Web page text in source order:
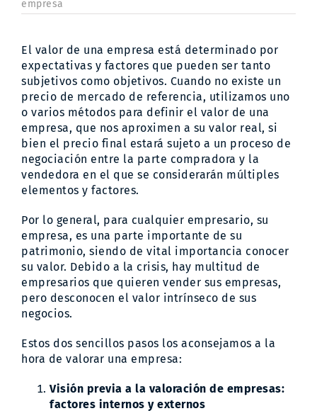
de
valor
de
una
empresa
empresa
El valor de una empresa está determinado por
expectativas y factores que pueden ser tanto
subjetivos como objetivos. Cuando no existe un
precio de mercado de referencia, utilizamos uno
o varios métodos para definir el valor de una
empresa, que nos aproximen a su valor real, si
bien el precio final estará sujeto a un proceso de
negociación entre la parte compradora y la
vendedora en el que se considerarán múltiples
elementos y factores.
Por lo general, para cualquier empresario, su
empresa, es una parte importante de su
patrimonio, siendo de vital importancia conocer
su valor. Debido a la crisis, hay multitud de
empresarios que quieren vender sus empresas,
pero desconocen el valor intrínseco de sus
negocios.
Estos dos sencillos pasos los aconsejamos a la
hora de valorar una empresa:
Visión previa a la valoración de empresas:
factores internos y externos